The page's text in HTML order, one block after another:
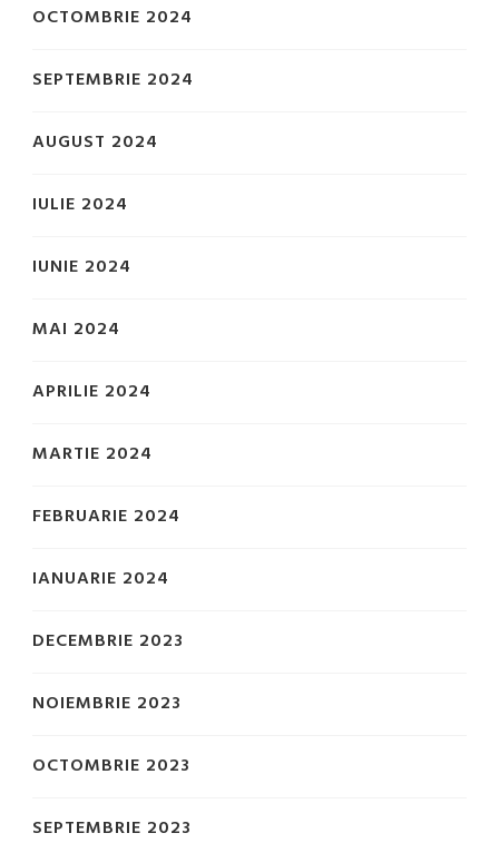
OCTOMBRIE 2024
SEPTEMBRIE 2024
AUGUST 2024
IULIE 2024
IUNIE 2024
MAI 2024
APRILIE 2024
MARTIE 2024
FEBRUARIE 2024
IANUARIE 2024
DECEMBRIE 2023
NOIEMBRIE 2023
OCTOMBRIE 2023
SEPTEMBRIE 2023